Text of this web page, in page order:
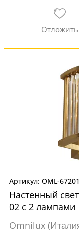
OML-
Настенный
02 с 2 лампами
Omnilux